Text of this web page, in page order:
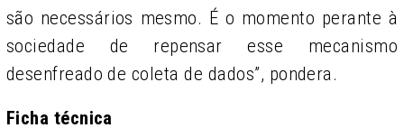
são necessários mesmo. É o momento perante à
sociedade de repensar esse mecanismo
desenfreado de coleta de dados”, pondera.
Ficha técnica